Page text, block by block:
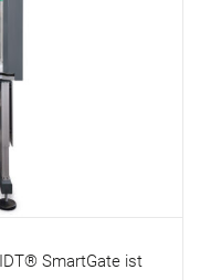
SmartGate ist